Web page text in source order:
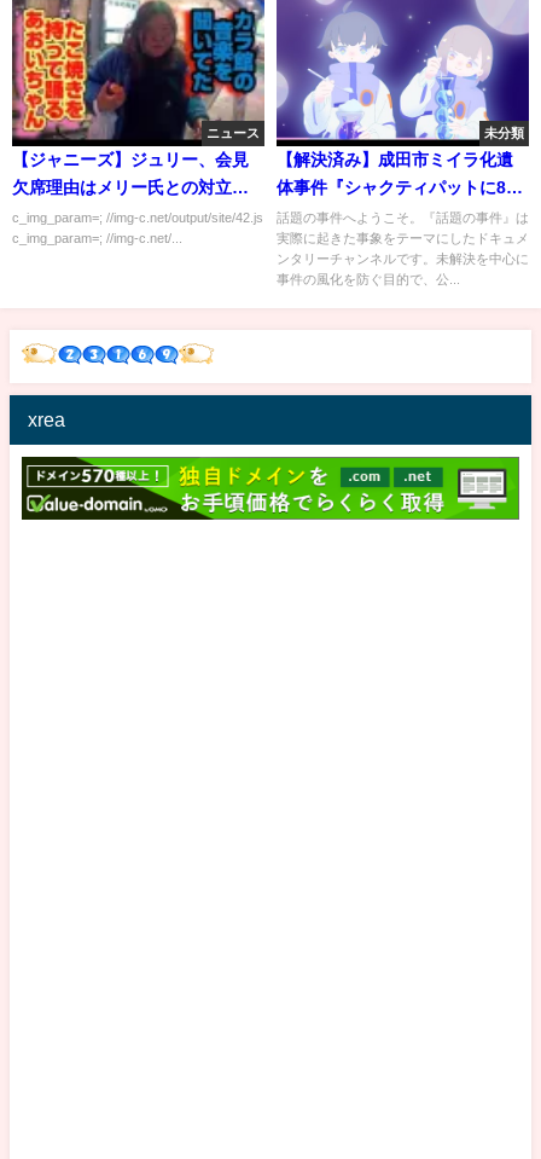
ニュース
【ジャニーズ】ジュリー、会見
欠席理由はメリー氏との対立等
による「過呼吸」
c_img_param=; //img-c.net/output/site/42.js
c_img_param=; //img-c.net/...
未分類
【解決済み】成田市ミイラ化遺
体事件『シャクティパットに800
万円払った家族の末路』
話題の事件へようこそ。『話題の事件』は
実際に起きた事象をテーマにしたドキュメ
ンタリーチャンネルです。未解決を中心に
事件の風化を防ぐ目的で、公...
xrea